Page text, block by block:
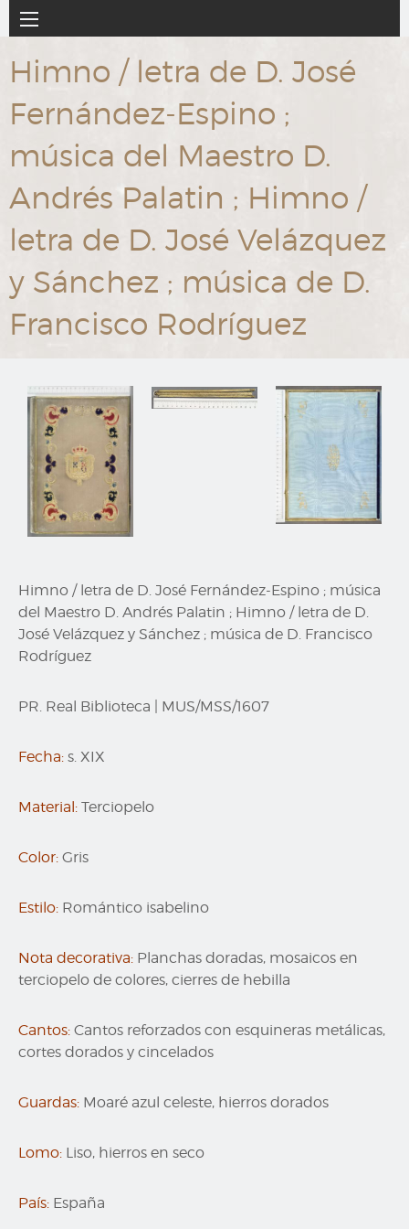
al
principal
Navegación
principal
Himno / letra de D. José
Fernández-Espino ;
música del Maestro D.
Andrés Palatin ; Himno /
letra de D. José Velázquez
y Sánchez ; música de D.
Francisco Rodríguez
Himno / letra de D. José Fernández-Espino ; música
del Maestro D. Andrés Palatin ; Himno / letra de D.
José Velázquez y Sánchez ; música de D. Francisco
Rodríguez
PR. Real Biblioteca MUS/MSS/1607
Fecha: s. XIX
Material: Terciopelo
Color: Gris
Estilo: Romántico isabelino
Nota decorativa: Planchas doradas, mosaicos en
terciopelo de colores, cierres de hebilla
Cantos: Cantos reforzados con esquineras metálicas,
cortes dorados y cincelados
Guardas: Moaré azul celeste, hierros dorados
Lomo: Liso, hierros en seco
País: España